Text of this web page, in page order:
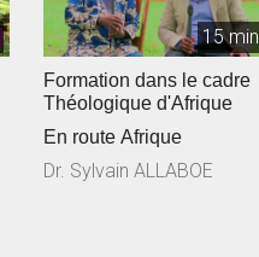
15 min
Formation dans le cadre
Théologique d'Afrique
En route Afrique
Dr. Sylvain ALLABOE